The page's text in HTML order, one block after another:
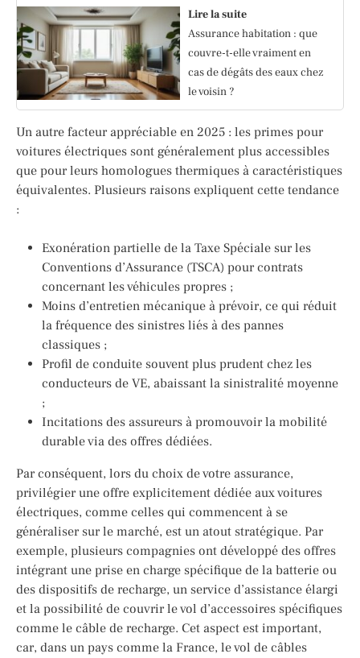
Lire la suite
Assurance habitation : que
couvre-t-elle vraiment en
cas de dégâts des eaux chez
le voisin ?
Un autre facteur appréciable en 2025 : les primes pour
voitures électriques sont généralement plus accessibles
que pour leurs homologues thermiques à caractéristiques
équivalentes. Plusieurs raisons expliquent cette tendance
:
Exonération partielle de la Taxe Spéciale sur les
Conventions d’Assurance (TSCA) pour contrats
concernant les véhicules propres ;
Moins d’entretien mécanique à prévoir, ce qui réduit
la fréquence des sinistres liés à des pannes
classiques ;
Profil de conduite souvent plus prudent chez les
conducteurs de VE, abaissant la sinistralité moyenne
;
Incitations des assureurs à promouvoir la mobilité
durable via des offres dédiées.
Par conséquent, lors du choix de votre assurance,
privilégier une offre explicitement dédiée aux voitures
électriques, comme celles qui commencent à se
généraliser sur le marché, est un atout stratégique. Par
exemple, plusieurs compagnies ont développé des offres
intégrant une prise en charge spécifique de la batterie ou
des dispositifs de recharge, un service d’assistance élargi
et la possibilité de couvrir le vol d’accessoires spécifiques
comme le câble de recharge. Cet aspect est important,
car, dans un pays comme la France, le vol de câbles